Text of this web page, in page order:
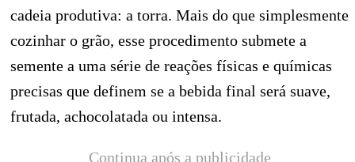
cadeia produtiva: a torra. Mais do que simplesmente
cozinhar o grão, esse procedimento submete a
semente a uma série de reações físicas e químicas
precisas que definem se a bebida final será suave,
frutada, achocolatada ou intensa.
Continua após a publicidade